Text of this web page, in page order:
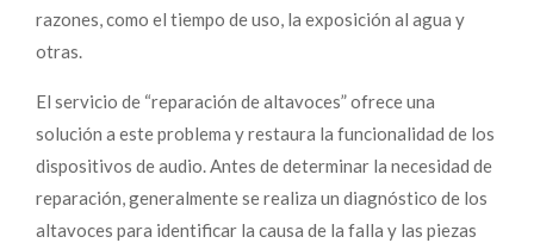
razones, como el tiempo de uso, la exposición al agua y
otras.
El servicio de “reparación de altavoces” ofrece una
solución a este problema y restaura la funcionalidad de los
dispositivos de audio. Antes de determinar la necesidad de
reparación, generalmente se realiza un diagnóstico de los
altavoces para identificar la causa de la falla y las piezas